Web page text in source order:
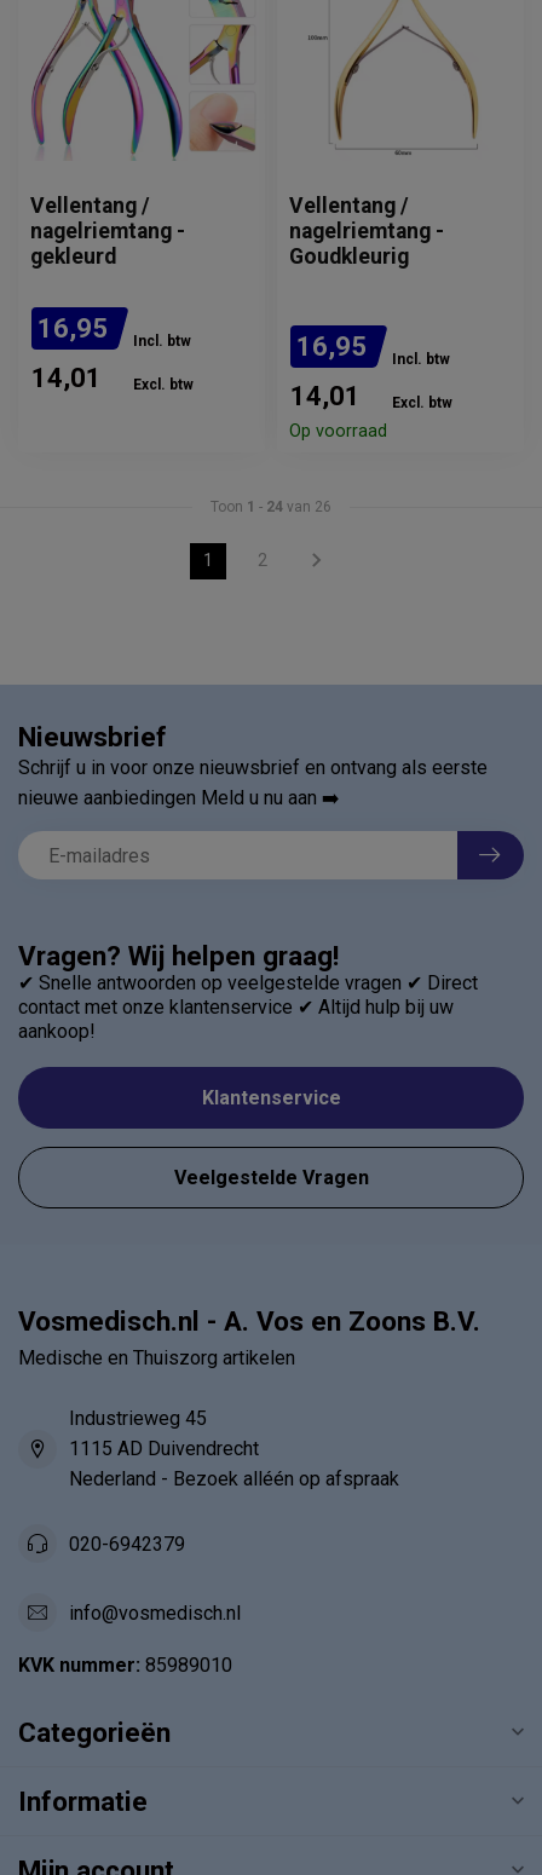
Vellentang /
nagelriemtang -
gekleurd
16,95 Incl. btw
14,01 Excl. btw
Vellentang /
nagelriemtang -
Goudkleurig
16,95 Incl. btw
14,01 Excl. btw
Op voorraad
Toon 1 - 24 van 26
1 2
Vragen? Wij helpen graag!
✔ Snelle antwoorden op veelgestelde vragen ✔ Direct
contact met onze klantenservice ✔ Altijd hulp bij uw
aankoop!
Klantenservice
Veelgestelde Vragen
Nieuwsbrief
Schrijf u in voor onze nieuwsbrief en ontvang als eerste
nieuwe aanbiedingen Meld u nu aan ➡️
Vosmedisch.nl - A. Vos en Zoons B.V.
Medische en Thuiszorg artikelen
Industrieweg 45
1115 AD Duivendrecht
Nederland - Bezoek alléén op afspraak
020-6942379
info@vosmedisch.nl
KVK nummer: 85989010
Categorieën
Informatie